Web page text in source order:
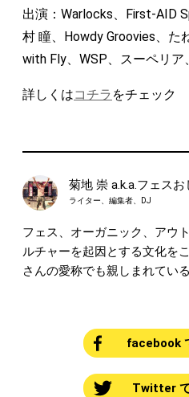
出演：Warlocks、First-AID
村 瞳、Howdy Groovies、た
with Fly、WSP、スーペリア
詳しくはコチラ をチェック
菊地 崇 a.k.a.フェスお
ライター、編集者、DJ
フェス、オーガニック、アウ
ルチャーを起因とする文化を
さんの愛称でも親しまれている
facebook
Twitter